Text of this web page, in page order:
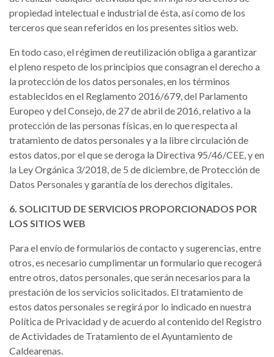
propiedad intelectual e industrial de ésta, así como de los
terceros que sean referidos en los presentes sitios web.
En todo caso, el régimen de reutilización obliga a garantizar
el pleno respeto de los principios que consagran el derecho a
la protección de los datos personales, en los términos
establecidos en el Reglamento 2016/679, del Parlamento
Europeo y del Consejo, de 27 de abril de 2016, relativo a la
protección de las personas físicas, en lo que respecta al
tratamiento de datos personales y a la libre circulación de
estos datos, por el que se deroga la Directiva 95/46/CEE, y en
la Ley Orgánica 3/2018, de 5 de diciembre, de Protección de
Datos Personales y garantía de los derechos digitales.
6. SOLICITUD DE SERVICIOS PROPORCIONADOS POR
LOS SITIOS WEB
Para el envío de formularios de contacto y sugerencias, entre
otros, es necesario cumplimentar un formulario que recogerá
entre otros, datos personales, que serán necesarios para la
prestación de los servicios solicitados. El tratamiento de
estos datos personales se regirá por lo indicado en nuestra
Política de Privacidad y de acuerdo al contenido del Registro
de Actividades de Tratamiento de el Ayuntamiento de
Caldearenas.